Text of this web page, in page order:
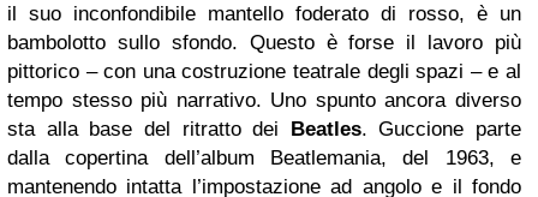
il suo inconfondibile mantello foderato di rosso, è un
bambolotto sullo sfondo. Questo è forse il lavoro più
pittorico – con una costruzione teatrale degli spazi – e al
tempo stesso più narrativo. Uno spunto ancora diverso
sta alla base del ritratto dei Beatles. Guccione parte
dalla copertina dell’album Beatlemania, del 1963, e
mantenendo intatta l’impostazione ad angolo e il fondo